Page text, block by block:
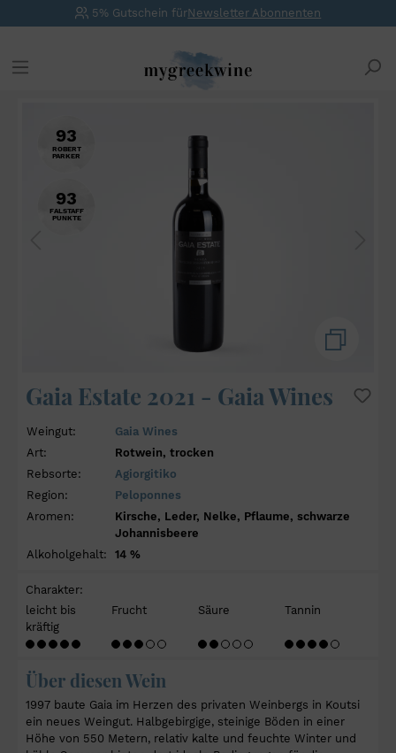
5% Gutschein fürNewsletter Abonnenten
93
ROBERT
PARKER
93
FALSTAFF
PUNKTE
Gaia Estate 2021 - Gaia Wines
Weingut:
Gaia Wines
Art:
Rotwein, trocken
Rebsorte:
Agiorgitiko
Region:
Peloponnes
Aromen:
Kirsche, Leder, Nelke, Pflaume, schwarze
Johannisbeere
Alkoholgehalt:
14 %
Charakter:
leicht bis
kräftig
Frucht Säure Tannin
Über diesen Wein
1997 baute Gaia im Herzen des privaten Weinbergs in Koutsi
ein neues Weingut. Halbgebirgige, steinige Böden in einer
Höhe von 550 Metern, relativ kalte und feuchte Winter und